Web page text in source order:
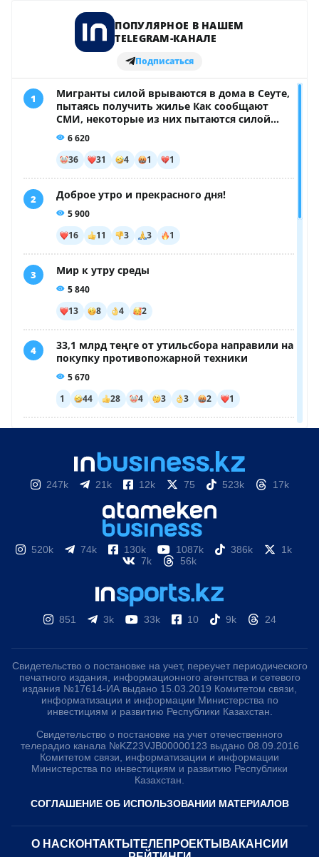
247k 21k 12k 75 523k 17k
520k 74k 130k 1087k 386k
1k
7k
56k
851 3k 33k 10 9k 24
Свидетельство о постановке на учет, переучет периодического
печатного издания, информационного агентства и сетевого
издания №17614-ИА выдано 15.03.2019 Комитетом связи,
информатизации и информации Министерства по
инвестициям и развитию Республики Казахстан.
Свидетельство о постановке на учет отечественного
телерадио канала №KZ23VJB00000123 выдано 08.09.2016
Комитетом связи, информатизации и информации
Министерства по инвестициям и развитию Республики
Казахстан.
СОГЛАШЕНИЕ ОБ ИСПОЛЬЗОВАНИИ МАТЕРИАЛОВ
О НАС КОНТАКТЫ ТЕЛЕПРОЕКТЫ ВАКАНСИИ